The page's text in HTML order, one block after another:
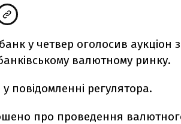
у четвер оголосив аукціон з
валютному ринку.
повідомленні регулятора.
про проведення валютного